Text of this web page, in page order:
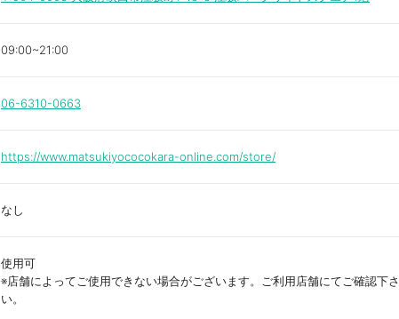
09:00~21:00
06-6310-0663
https://www.matsukiyococokara-online.com/store/
なし
使用可
※店舗によってご使用できない場合がございます。ご利用店舗にてご確認下さ
い。